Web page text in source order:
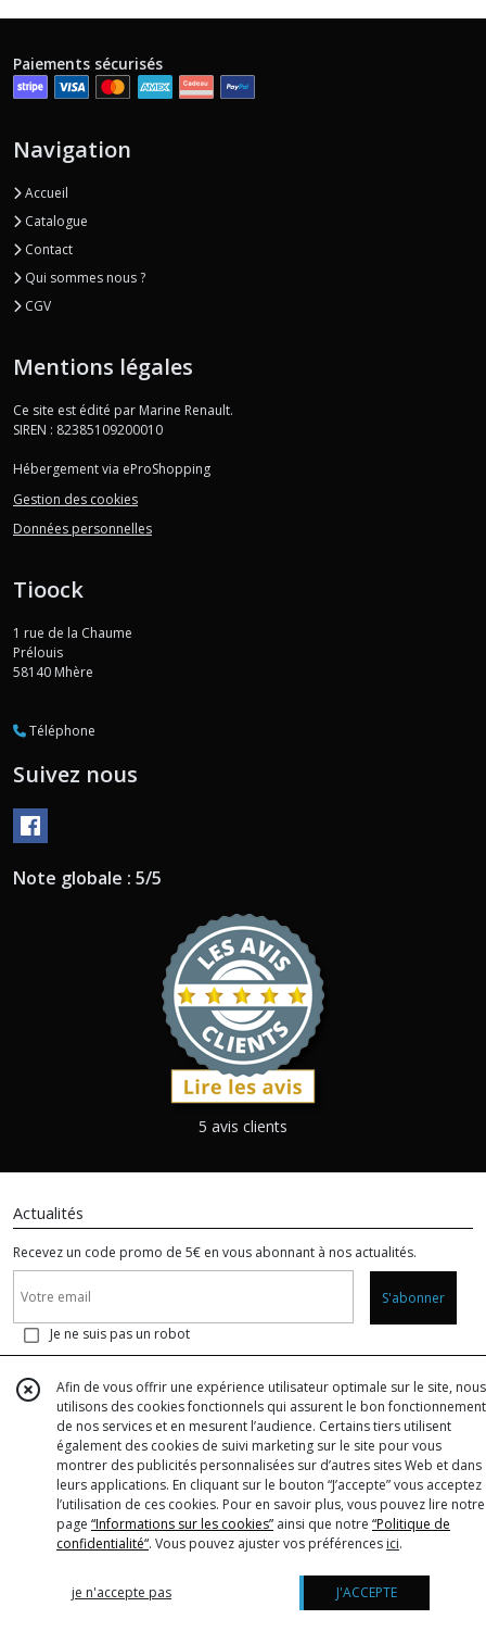
Paiements sécurisés
Navigation
Accueil
Catalogue
Contact
Qui sommes nous ?
CGV
Mentions légales
Ce site est édité par Marine Renault.
SIREN : 82385109200010
Hébergement via eProShopping
Gestion des cookies
Données personnelles
Tioock
1 rue de la Chaume
Prélouis
58140 Mhère
Téléphone
Suivez nous
Note globale : 5/5
5 avis clients
Actualités
Recevez un code promo de 5€ en vous abonnant à nos actualités.
S'abonner
Je ne suis pas un robot
Copyright Marine Renault. Tous droits réservés. Site réalisé avec
eProShopping
Accès gérant
Afin de vous offrir une expérience utilisateur optimale sur le site, nous
utilisons des cookies fonctionnels qui assurent le bon fonctionnement
de nos services et en mesurent l’audience. Certains tiers utilisent
également des cookies de suivi marketing sur le site pour vous
montrer des publicités personnalisées sur d’autres sites Web et dans
leurs applications. En cliquant sur le bouton “J’accepte” vous acceptez
l’utilisation de ces cookies. Pour en savoir plus, vous pouvez lire notre
page “Informations sur les cookies” ainsi que notre “Politique de
confidentialité“. Vous pouvez ajuster vos préférences ici.
je n'accepte pas J'ACCEPTE